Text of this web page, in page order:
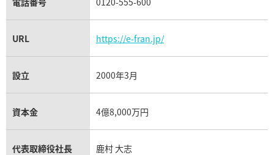
日時点の参考買取価格です
114,000
※2023年8月9日時点の参考買
URL https://e-fran.jp/
設立 2000年3月
資本金 4億8,000万円
代表取締役社長 鹿村 大志